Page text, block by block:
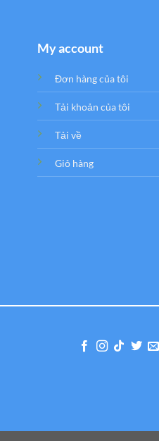
My account
Đơn hàng của tôi
Tải khoản của tôi
Tải về
Giỏ hàng